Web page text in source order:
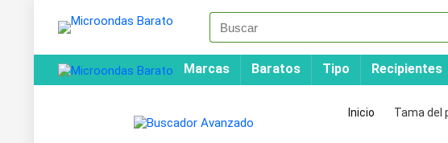
Marcas Baratos Tipo Recipientes
Inicio Tama del